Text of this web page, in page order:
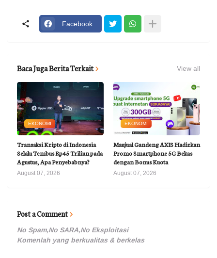
Facebook
Baca Juga Berita Terkait View all
EKONOMI
Transaksi Kripto di Indonesia
Selalu Tembus Rp45 Triliun pada
Agustus, Apa Penyebabnya?
August 07, 2026
EKONOMI
Maujual Gandeng AXIS Hadirkan
Promo Smartphone 5G Bekas
dengan Bonus Kuota
August 07, 2026
Post a Comment
No Spam,No SARA,No Eksploitasi
Komenlah yang berkualitas & berkelas